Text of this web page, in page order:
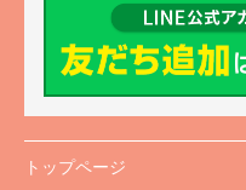
トップページ